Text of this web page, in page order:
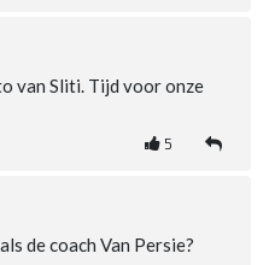
van Sliti. Tijd voor onze
5
de coach Van Persie?